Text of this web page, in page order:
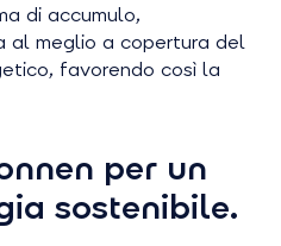
di accumulo,
al meglio a copertura del
favorendo così la
per un
sostenibile.